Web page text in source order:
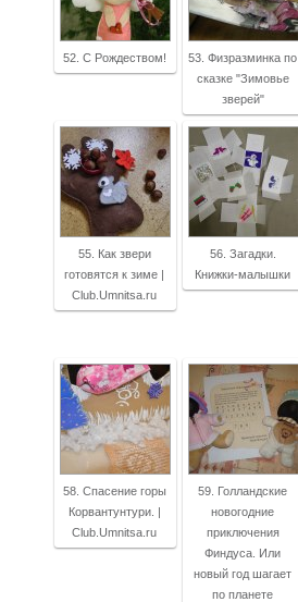
52. С Рождеством!
53. Физразминка по
сказке "Зимовье
зверей"
55. Как звери
готовятся к зиме |
Club.Umnitsa.ru
56. Загадки.
Книжки-малышки
58. Спасение горы
Корвантунтури. |
Club.Umnitsa.ru
59. Голландские
новогодние
приключения
Финдуса. Или
новый год шагает
по планете